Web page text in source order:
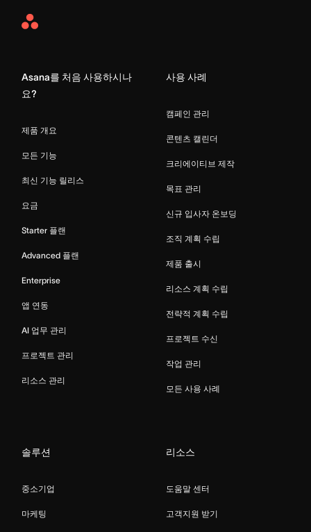
Asana
Asana를 처음 사용하시나
요?
제품 개요
모든 기능
최신 기능 릴리스
요금
Starter 플랜
Advanced 플랜
Enterprise
앱 연동
AI 업무 관리
프로젝트 관리
리소스 관리
사용 사례
캠페인 관리
콘텐츠 캘린더
크리에이티브 제작
목표 관리
신규 입사자 온보딩
조직 계획 수립
제품 출시
리소스 계획 수립
전략적 계획 수립
프로젝트 수신
작업 관리
모든 사용 사례
솔루션
중소기업
마케팅
리소스
도움말 센터
고객지원 받기